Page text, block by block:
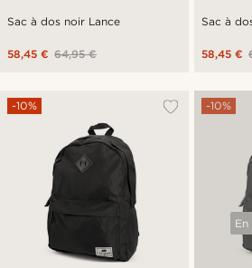
Sac à dos noir Lance
64,95 €
58,45 €
Sac à
58,45 €
-10% -10%